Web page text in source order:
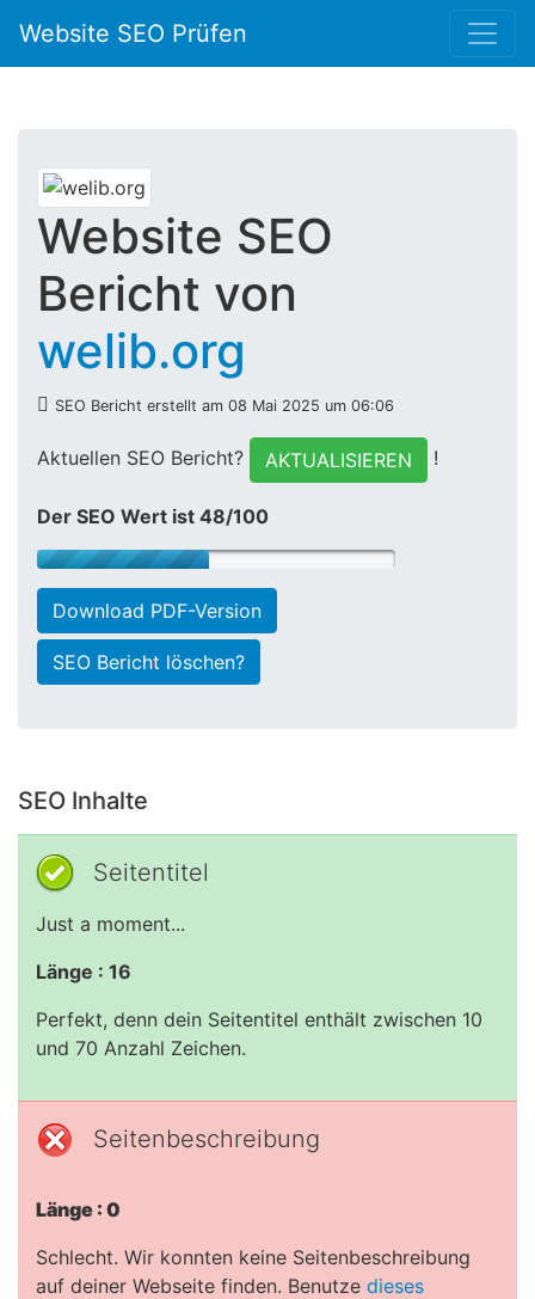
Website SEO Prüfen
Website SEO
Bericht von
welib.org
SEO Bericht erstellt am 08 Mai 2025 um 06:06
Aktuellen SEO Bericht? AKTUALISIEREN !
Der SEO Wert ist 48/100
Download PDF-Version
SEO Bericht löschen?
SEO Inhalte
Seitentitel
Just a moment...
Länge : 16
Perfekt, denn dein Seitentitel enthält zwischen 10
und 70 Anzahl Zeichen.
Seitenbeschreibung
Länge : 0
Schlecht. Wir konnten keine Seitenbeschreibung
auf deiner Webseite finden. Benutze dieses